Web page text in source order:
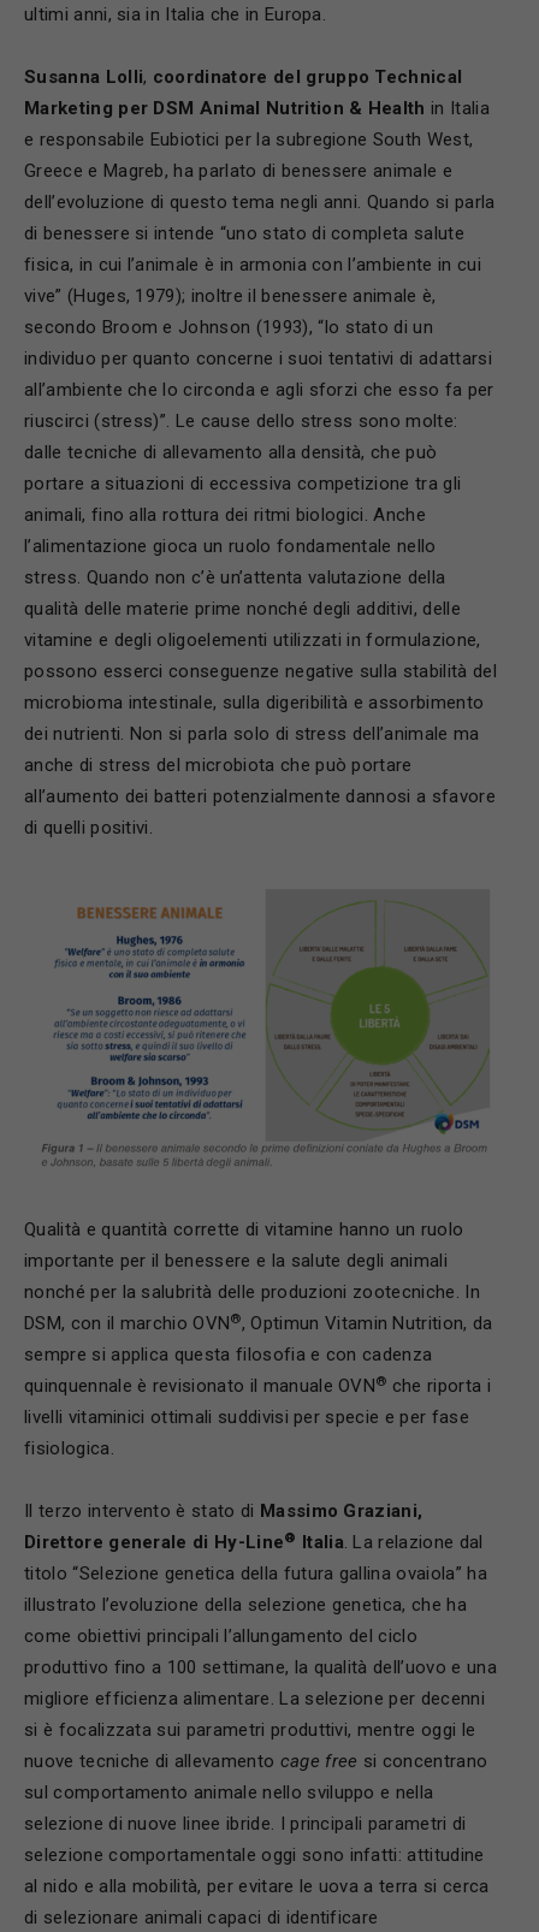
ultimi anni, sia in Italia che in Europa.
Susanna Lolli, coordinatore del gruppo Technical
Marketing per DSM Animal Nutrition & Health in Italia
e responsabile Eubiotici per la subregione South West,
Greece e Magreb, ha parlato di benessere animale e
dell’evoluzione di questo tema negli anni. Quando si parla
di benessere si intende “uno stato di completa salute
fisica, in cui l’animale è in armonia con l’ambiente in cui
vive” (Huges, 1979); inoltre il benessere animale è,
secondo Broom e Johnson (1993), “lo stato di un
individuo per quanto concerne i suoi tentativi di adattarsi
all’ambiente che lo circonda e agli sforzi che esso fa per
riuscirci (stress)”. Le cause dello stress sono molte:
dalle tecniche di allevamento alla densità, che può
portare a situazioni di eccessiva competizione tra gli
animali, fino alla rottura dei ritmi biologici. Anche
l’alimentazione gioca un ruolo fondamentale nello
stress. Quando non c’è un’attenta valutazione della
qualità delle materie prime nonché degli additivi, delle
vitamine e degli oligoelementi utilizzati in formulazione,
possono esserci conseguenze negative sulla stabilità del
microbioma intestinale, sulla digeribilità e assorbimento
dei nutrienti. Non si parla solo di stress dell’animale ma
anche di stress del microbiota che può portare
all’aumento dei batteri potenzialmente dannosi a sfavore
di quelli positivi.
Qualità e quantità corrette di vitamine hanno un ruolo
importante per il benessere e la salute degli animali
nonché per la salubrità delle produzioni zootecniche. In
DSM, con il marchio OVN ®, Optimun Vitamin Nutrition, da
sempre si applica questa filosofia e con cadenza
quinquennale è revisionato il manuale OVN ® che riporta i
livelli vitaminici ottimali suddivisi per specie e per fase
fisiologica.
Il terzo intervento è stato di Massimo Graziani,
Direttore generale di Hy-Line® Italia. La relazione dal
titolo “Selezione genetica della futura gallina ovaiola” ha
illustrato l’evoluzione della selezione genetica, che ha
come obiettivi principali l’allungamento del ciclo
produttivo fino a 100 settimane, la qualità dell’uovo e una
migliore efficienza alimentare. La selezione per decenni
si è focalizzata sui parametri produttivi, mentre oggi le
nuove tecniche di allevamento cage free si concentrano
sul comportamento animale nello sviluppo e nella
selezione di nuove linee ibride. I principali parametri di
selezione comportamentale oggi sono infatti: attitudine
al nido e alla mobilità, per evitare le uova a terra si cerca
di selezionare animali capaci di identificare